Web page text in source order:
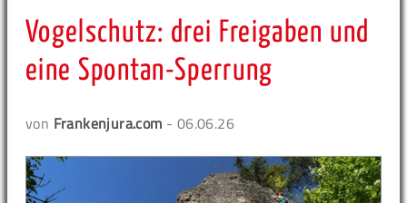
Vogelschutz: drei Freigaben und
eine Spontan-Sperrung
von Frankenjura.com - 06.06.26